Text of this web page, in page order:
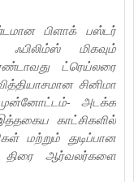
பிளாக் பஸ்டர்
மிகவும்
ட்ரெய்லரை
சினிமா
அடக்க
காட்சிகளில்
மற்றும் துடிப்பான
திரை ஆர்வலர்களை